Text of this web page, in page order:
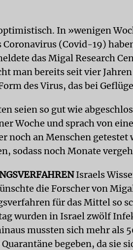
In »wenigen
Coronavirus (Covid-19)
das Migal Research
man bereits seit vier
des Virus, das bei
seien so gut wie
Woche und sprach von
noch an Menschen
sodass noch Monate
Israels
die Forscher von
für das Mittel so
wurden in Israel zwölf
mussten sich mehr als
begeben, da sie